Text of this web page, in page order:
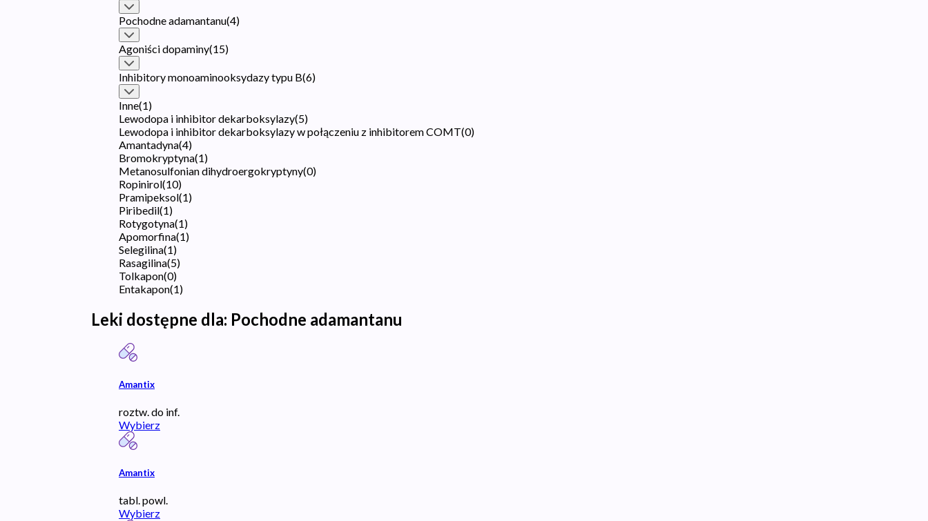
Pochodne adamantanu(4)
Agoniści dopaminy(15)
Inhibitory monoaminooksydazy typu B(6)
Inne(1)
Lewodopa i inhibitor dekarboksylazy(5)
Lewodopa i inhibitor dekarboksylazy w połączeniu z inhibitorem COMT(0)
Amantadyna(4)
Bromokryptyna(1)
Metanosulfonian dihydroergokryptyny(0)
Ropinirol(10)
Pramipeksol(1)
Piribedil(1)
Rotygotyna(1)
Apomorfina(1)
Selegilina(1)
Rasagilina(5)
Tolkapon(0)
Entakapon(1)
Leki dostępne dla: Pochodne adamantanu
Amantix
roztw. do inf.
Wybierz
Amantix
tabl. powl.
Wybierz